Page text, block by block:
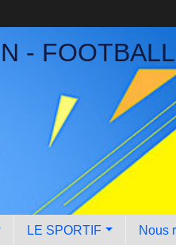
- FOOTBALL
LE SPORTIF Nous